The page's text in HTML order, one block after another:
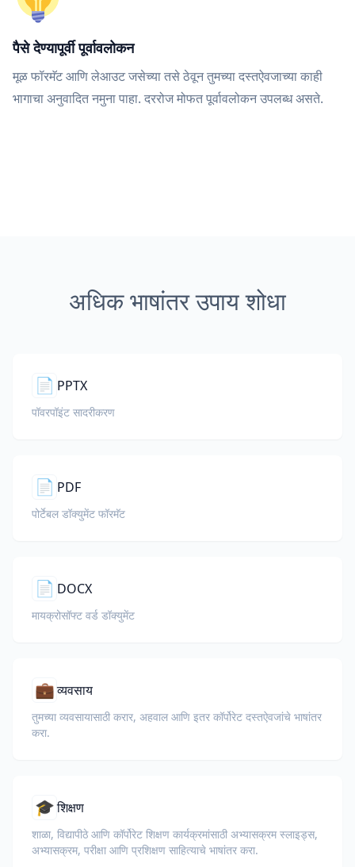
पैसे देण्यापूर्वी पूर्वावलोकन
मूळ फॉरमॅट आणि लेआउट जसेच्या तसे ठेवून तुमच्या दस्तऐवजाच्या काही
भागाचा अनुवादित नमुना पाहा. दररोज मोफत पूर्वावलोकन उपलब्ध असते.
अधिक भाषांतर उपाय शोधा
📄 PPTX
पॉवरपॉइंट सादरीकरण
📄 PDF
पोर्टेबल डॉक्युमेंट फॉरमॅट
📄 DOCX
मायक्रोसॉफ्ट वर्ड डॉक्युमेंट
💼व्यवसाय
तुमच्या व्यवसायासाठी करार, अहवाल आणि इतर कॉर्पोरेट दस्तऐवजांचे भाषांतर
करा.
🎓शिक्षण
शाळा, विद्यापीठे आणि कॉर्पोरेट शिक्षण कार्यक्रमांसाठी अभ्यासक्रम स्लाइड्स,
अभ्यासक्रम, परीक्षा आणि प्रशिक्षण साहित्याचे भाषांतर करा.